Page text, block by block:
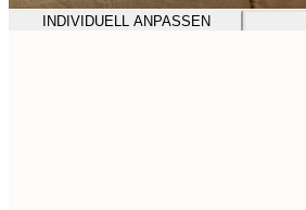
INDIVIDUELL ANPASSEN